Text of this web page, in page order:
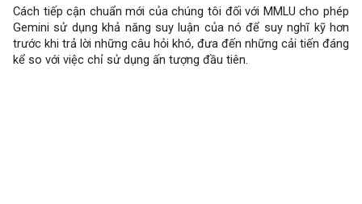
Cách tiếp cận chuẩn mới của chúng tôi đối với MMLU cho phép
Gemini sử dụng khả năng suy luận của nó để suy nghĩ kỹ hơn
trước khi trả lời những câu hỏi khó, đưa đến những cải tiến đáng
kể so với việc chỉ sử dụng ấn tượng đầu tiên.